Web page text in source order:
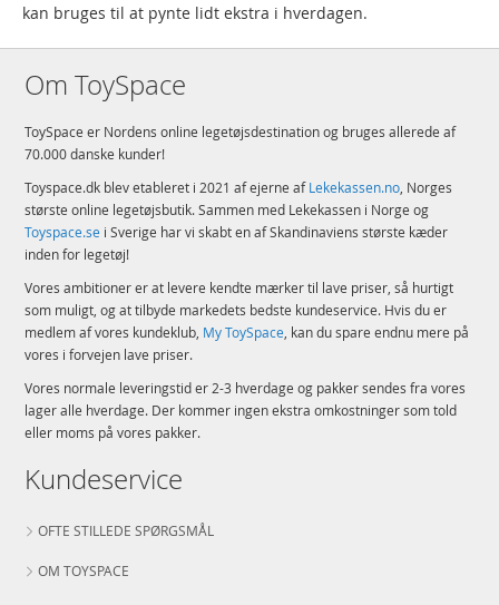
kan bruges til at pynte lidt ekstra i hverdagen.
Om ToySpace
ToySpace er Nordens online legetøjsdestination og bruges allerede af
70.000 danske kunder!
Toyspace.dk blev etableret i 2021 af ejerne afLekekassen.no , Norges
største online legetøjsbutik. Sammen med Lekekassen i Norge og
Toyspace.se i Sverige har vi skabt en af Skandinaviens største kæder
inden for legetøj!
Vores ambitioner er at levere kendte mærker til lave priser, så hurtigt
som muligt, og at tilbyde markedets bedste kundeservice. Hvis du er
medlem af vores kundeklub, My ToySpace , kan du spare endnu mere på
vores i forvejen lave priser.
Vores normale leveringstid er 2-3 hverdage og pakker sendes fra vores
lager alle hverdage. Der kommer ingen ekstra omkostninger som told
eller moms på vores pakker.
Kundeservice
OFTE STILLEDE SPØRGSMÅL
OM TOYSPACE